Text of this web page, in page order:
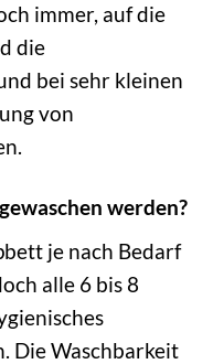
immer, auf die
die
bei sehr kleinen
von
werden?
je nach Bedarf
alle 6 bis 8
Die Waschbarkeit